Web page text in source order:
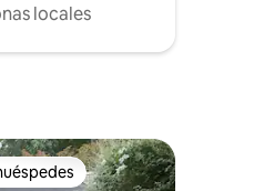
locales
preferido